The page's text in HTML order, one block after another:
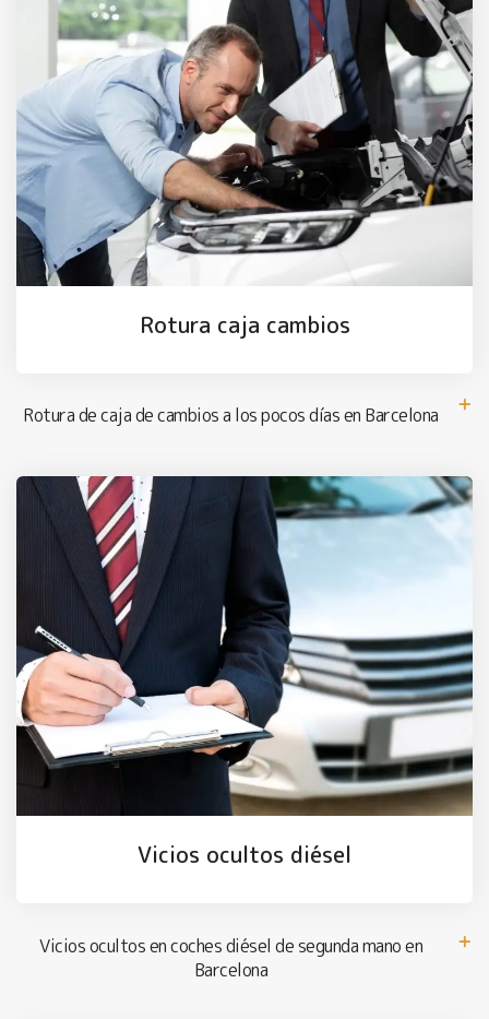
Rotura caja cambios
Rotura de caja de cambios a los pocos días en Barcelona
Vicios ocultos diésel
Vicios ocultos en coches diésel de segunda mano en
Barcelona